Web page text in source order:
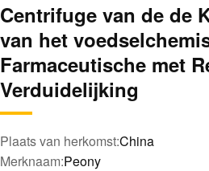
Centrifuge van de de
van het
Farmaceutische met
Verduidelijking
Plaats van herkomst:China
Merknaam:Peony